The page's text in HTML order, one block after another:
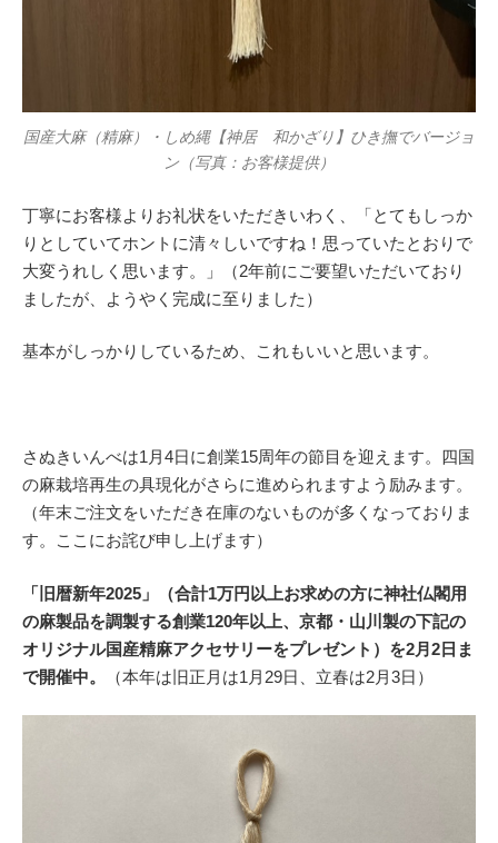
国産大麻（精麻）・しめ縄【神居 和かざり】ひき撫でバージョ
ン（写真：お客様提供）
丁寧にお客様よりお礼状をいただきいわく、「とてもしっか
りとしていてホントに清々しいですね！思っていたとおりで
大変うれしく思います。」（2年前にご要望いただいており
ましたが、ようやく完成に至りました）
基本がしっかりしているため、これもいいと思います。
さぬきいんべは1月4日に創業15周年の節目を迎えます。四国
の麻栽培再生の具現化がさらに進められますよう励みます。
（年末ご注文をいただき在庫のないものが多くなっておりま
す。ここにお詫び申し上げます）
「旧暦新年2025」（合計1万円以上お求めの方に神社仏閣用
の麻製品を調製する創業120年以上、京都・山川製の下記の
オリジナル国産精麻アクセサリーをプレゼント）を2月2日ま
で開催中。
（本年は旧正月は1月29日、立春は2月3日）